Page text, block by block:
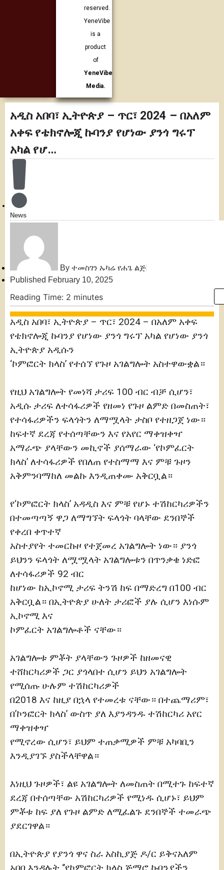
reserved.
YeneVibe
is a
product
of
YeneVibe
Media.
አዲስ አበባ፣ ኢትዮጵያ – ጥር፣ 2024 – በአለም
አቀፍ የቴክኖሎጂ ኩባንያ የሆነው ያንጎ ግሩፕ
አካል የሆ…
News
By ተመስገን ኡካሬ የሐጌ ልጅ
Published February 10, 2025
Reading Time: 2 minutes
አዲስ አበባ፣ ኢትዮጵያ – ጥር፣ 2024 – በአለም አቀፍ
የቴክኖሎጂ ኩባንያ የሆነው ያንጎ ግሩፕ አካል የሆነው ያንጎ
ኢትዮጵያ አዲሱን
‘ኮምፎርት ክላስ’ የተሰኘ የጉዞ አገልግሎት አስተዋውቋል።
የዚህ አገልግሎት የመነሻ ታሪፍ 100 ብር ብቻ ሲሆን፣
አዲሱ ታሪፍ ለተሳፋሪዎች የዘመነ የጉዞ ልምድ በመስጠት፣
የተሳፋሪዎችን ፍላጎትን ለማሟላት ታስቦ የተዘጋጀ ነው።
ከፍተኛ ደረጃ የተሰጣቸውን እና የአየር ማቀዝቀዣ
አማራጭ ያላቸውን መኪኖች ያሰማራው ‘የኮምፈርት
ክላስ’ ለተሳፋሪዎች የበለጠ የተስማማ እና ምቹ ጉዞን
አቅምንባማከለ መልኩ እንዲጠቀሙ አቅርቧል።
የ‘ኮምፎርት ክላስ’ አዳዲስ እና ምቹ የሆኑ ተሽከርካሪዎችን
በተመጣጣኝ ዋጋ ለማግኘት ፍላጎት ባላቸው ደንበኞች
የቀረበ ቀጥተኛ
አስተያየት ተመርኩዞ የተጀመረ አገልግሎት ነው። ያንጎ
ይህንን ፍላጎት ለሟሟላት አገልግሎቱን በጥንቃቄ ነድፎ
ለተሳፋሪዎች 92 ብር
ከሆነው ከኢኮኖሚ ታሪፍ ትንሽ ከፍ በማድረግ በ100 ብር
አቅርቧል። በኢትዮጵያ ሁለት ታሪፎች ያሉ ሲሆን እነሱም
ኢኮኖሚ እና
ኮምፈርት አገልግሎቶች ናቸው።
አገልግሎቱ ምቾት ያላቸውን ጉዞዎች ከዘመናዊ
ተሸከርካሪዎች ጋር ያጎላበተ ሲሆን ይህን አገልግሎት
የሚሰጡ ሁሉም ተሽከርካሪዎች
በ2018 እና ከዚያ በኋላ የተመረቱ ናቸው። በተጨማሪም፣
በ’ኮንፎርት ክላስ’ ውስጥ ያለ እያንዳንዱ ተሽከርካሪ አየር
ማቀዝቀዣ
የሚኖረው ሲሆን፣ ይህም ተጠቃሚዎች ምቹ አካባቢን
እንዲያገኙ ያስችላቸዋል።
እነዚህ ጉዞዎች፣ ልዩ አገልግሎት ለመስጠት በሚተጉ ከፍተኛ
ደረጃ በተሰጣቸው አሽከርካሪዎች የሚነዱ ሲሆኑ፣ ይህም
ምቾቱ ከፍ ያለ የጉዞ ልምድ ለሚፈልጉ ደንበኞች ተመራጭ
ያደርገዋል።
በኢትዮጵያ የያንጎ ዋና ስራ አስኪያጅ ዶ/ር ይቅናአለም
አበበ እንዳሉት ‘’የኮምፎርት ክላስ ጅማሮ ኩባንያችን